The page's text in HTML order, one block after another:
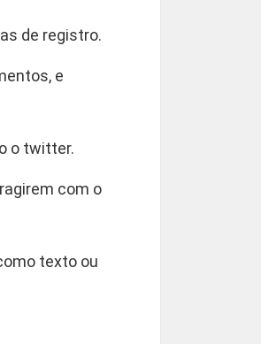
de registro.
e
o twitter.
com o
texto ou